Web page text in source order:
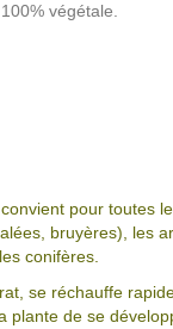
végétale.
pour toutes
bruyères), les
conifères.
se réchauffe
plante de se